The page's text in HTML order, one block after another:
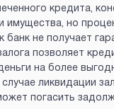
кредита,
имущества, но
банк не получает
позволяет
на более
случае ликвидации
погасить